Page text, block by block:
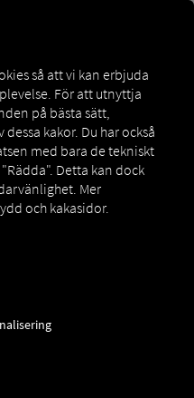
in med hjälp av
till och med smartphone-
system och sedan
logistiksektorn
så att vi kan erbjuda
För att utnyttja
på bästa sätt,
kakor. Du har också
med bara de tekniskt
Detta kan dock
Mer
och kakasidor.